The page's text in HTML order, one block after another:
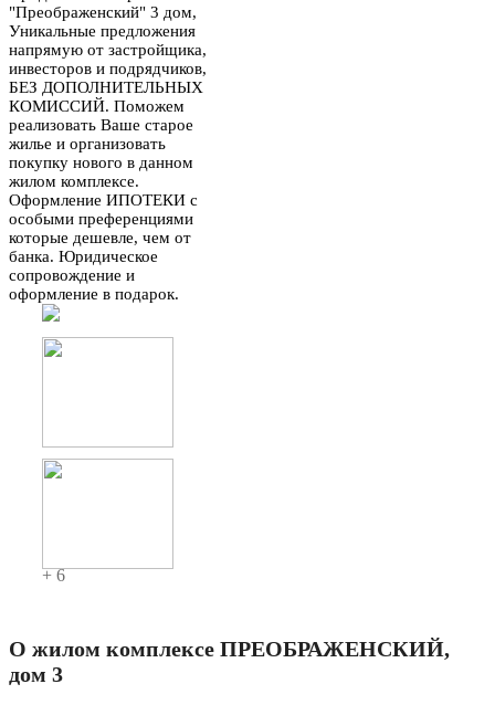
"Преображенский" 3 дом,
Уникальные предложения
напрямую от застройщика,
инвесторов и подрядчиков,
БЕЗ ДОПОЛНИТЕЛЬНЫХ
КОМИССИЙ. Поможем
реализовать Ваше старое
жилье и организовать
покупку нового в данном
жилом комплексе.
Оформление ИПОТЕКИ с
особыми преференциями
которые дешевле, чем от
банка. Юридическое
сопровождение и
оформление в подарок.
+ 6
О жилом комплексе ПРЕОБРАЖЕНСКИЙ,
дом 3